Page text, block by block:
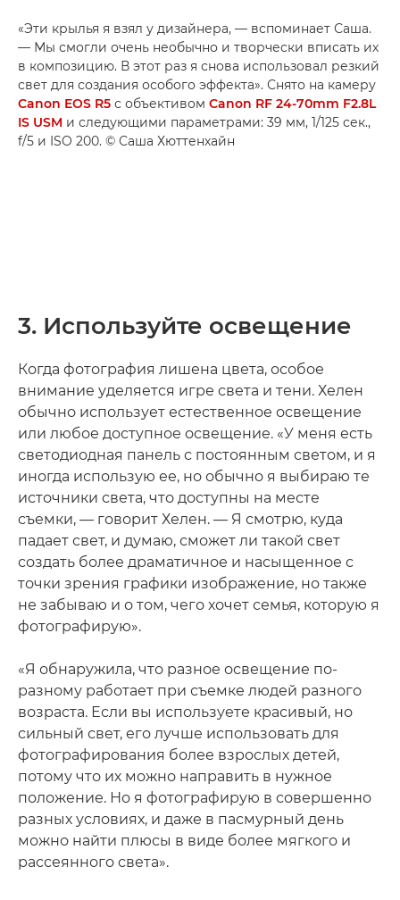
«Эти крылья я взял у дизайнера, — вспоминает Саша.
— Мы смогли очень необычно и творчески вписать их
в композицию. В этот раз я снова использовал резкий
свет для создания особого эффекта». Снято на камеру
Canon EOS R5 с объективом Canon RF 24-70mm F2.8L
IS USM и следующими параметрами: 39 мм, 1/125 сек.,
f/5 и ISO 200. © Саша Хюттенхайн
3. Используйте освещение
Когда фотография лишена цвета, особое
внимание уделяется игре света и тени. Хелен
обычно использует естественное освещение
или любое доступное освещение. «У меня есть
светодиодная панель с постоянным светом, и я
иногда использую ее, но обычно я выбираю те
источники света, что доступны на месте
съемки, — говорит Хелен. — Я смотрю, куда
падает свет, и думаю, сможет ли такой свет
создать более драматичное и насыщенное с
точки зрения графики изображение, но также
не забываю и о том, чего хочет семья, которую я
фотографирую».
«Я обнаружила, что разное освещение по-
разному работает при съемке людей разного
возраста. Если вы используете красивый, но
сильный свет, его лучше использовать для
фотографирования более взрослых детей,
потому что их можно направить в нужное
положение. Но я фотографирую в совершенно
разных условиях, и даже в пасмурный день
можно найти плюсы в виде более мягкого и
рассеянного света».